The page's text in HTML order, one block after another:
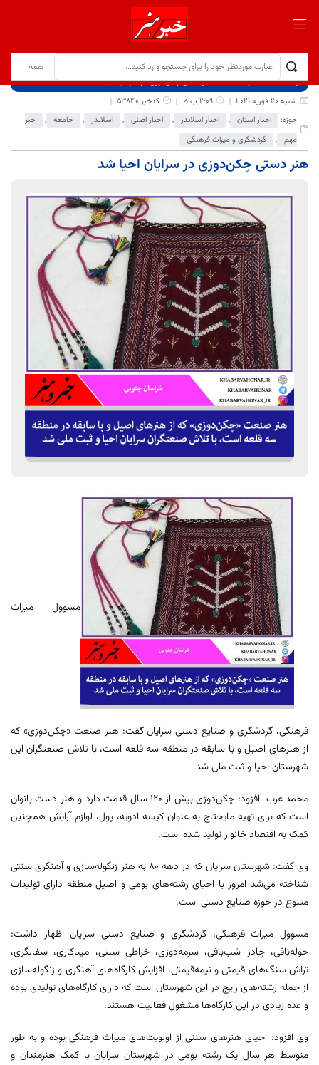
برگ نخست نوشته‌ها
هنر دستی چکن‌دوزی در سرایان احیا شد
شنبه 20 فوریه 2021
2:09 ب.ظ
کدخبر:53830
حوزه:
اخبار استان , اخبار اسلایدر , اخبار اصلی , اسلایدر , جامعه ,
خبر
مهم , گردشگری و میراث فرهنگی
هنر دستی چکن‌دوزی در سرایان احیا شد
مسوول میراث
فرهنگی، گردشگری و صنایع دستی سرایان گفت: هنر صنعت «چکن‌دوزی» که
از هنرهای اصیل و با سابقه در منطقه سه قلعه است، با تلاش صنعتگران این
شهرستان احیا و ثبت ملی شد.
محمد عرب افزود: چکن‌دوزی بیش از ۱۲۰ سال قدمت دارد و هنر دست بانوان
است که برای تهیه مایحتاج به عنوان کیسه ادویه، پول، لوازم آرایش همچنین
کمک به اقتصاد خانوار تولید شده است.
وی گفت: شهرستان سرایان که در دهه ۸۰ به هنر زنگوله‌سازی و آهنگری سنتی
شناخته می‌شد امروز با احیای رشته‌های بومی و اصیل منطقه دارای تولیدات
متنوع در حوزه صنایع دستی است.
مسوول میراث فرهنگی، گردشگری و صنایع دستی سرایان اظهار داشت:
حوله‌بافی، چادر شب‌بافی، سرمه‌دوزی، خراطی سنتی، میناکاری، سفالگری،
تراش سنگ‌های قیمتی و نیمه‌قیمتی، افزایش کارگاه‌های آهنگری و زنگوله‌سازی
از جمله رشته‌های رایج در این شهرستان است که دارای کارگاه‌های تولیدی بوده
و عده زیادی در این کارگاه‌ها مشغول فعالیت هستند.
وی افزود: احیای هنرهای سنتی از اولویت‌های میراث فرهنگی بوده و به طور
متوسط هر سال یک رشته بومی در شهرستان سرایان با کمک هنرمندان و